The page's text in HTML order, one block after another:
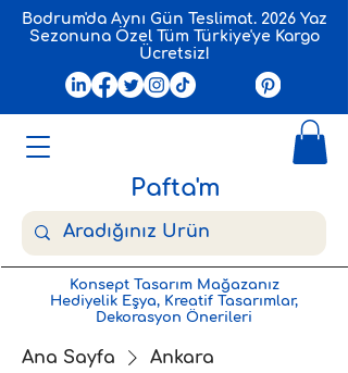
Pafta'm
Bodrum'da Aynı Gün Teslimat. 2026 Yaz
Sezonuna Özel Tüm Türkiye'ye Kargo
Ücretsiz!
Konsept Tasarım Mağazanız
Hediyelik Eşya, Kreatif Tasarımlar,
Dekorasyon Önerileri
Ana Sayfa Ankara